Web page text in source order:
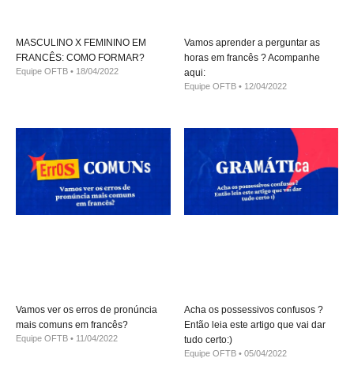
MASCULINO X FEMININO EM
FRANCÊS: COMO FORMAR?
Equipe OFTB 18/04/2022
Vamos aprender a perguntar as
horas em francês ? Acompanhe
aqui:
Equipe OFTB 12/04/2022
Vamos ver os erros de pronúncia
mais comuns em francês?
Equipe OFTB 11/04/2022
Acha os possessivos confusos ?
Então leia este artigo que vai dar
tudo certo:)
Equipe OFTB 05/04/2022